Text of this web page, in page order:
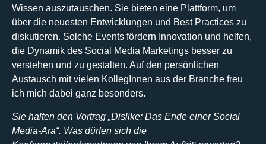
Wissen auszutauschen. Sie bieten eine Plattform, um
über die neuesten Entwicklungen und Best Practices zu
diskutieren. Solche Events fördern Innovation und helfen,
die Dynamik des Social Media Marketings besser zu
verstehen und zu gestalten. Auf den persönlichen
Austausch mit vielen KollegInnen aus der Branche freu
ich mich dabei ganz besonders.
Sie halten den Vortrag „Dislike: Das Ende einer Social
Media-Ära“. Was dürfen sich die